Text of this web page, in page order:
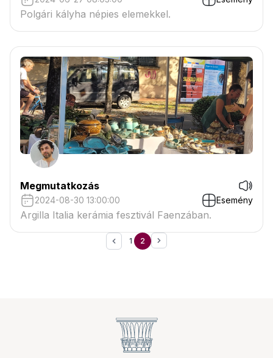
Polgári kályha népies elemekkel.
Megmutatkozás
2024-08-30 13:00:00 Esemény
Argilla Italia kerámia fesztivál Faenzában.
1 2